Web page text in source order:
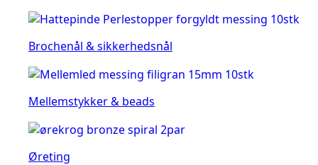
Brochenål & sikkerhedsnål
Mellemstykker & beads
Øreting